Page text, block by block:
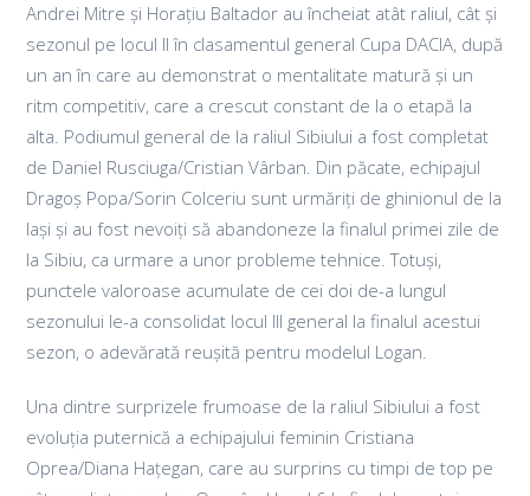
Andrei Mitre și Horațiu Baltador au încheiat atât raliul, cât și
sezonul pe locul II în clasamentul general Cupa DACIA, după
un an în care au demonstrat o mentalitate matură și un
ritm competitiv, care a crescut constant de la o etapă la
alta. Podiumul general de la raliul Sibiului a fost completat
de Daniel Rusciuga/Cristian Vârban. Din păcate, echipajul
Dragoș Popa/Sorin Colceriu sunt urmăriți de ghinionul de la
Iași și au fost nevoiți să abandoneze la finalul primei zile de
la Sibiu, ca urmare a unor probleme tehnice. Totuși,
punctele valoroase acumulate de cei doi de-a lungul
sezonului le-a consolidat locul III general la finalul acestui
sezon, o adevărată reușită pentru modelul Logan.
Una dintre surprizele frumoase de la raliul Sibiului a fost
evoluția puternică a echipajului feminin Cristiana
Oprea/Diana Hațegan, care au surprins cu timpi de top pe